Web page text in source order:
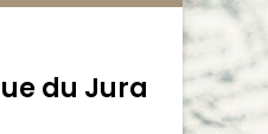
du Jura